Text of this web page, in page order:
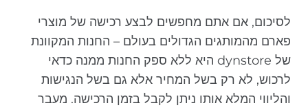
לסיכום, אם אתם מחפשים לבצע רכישה של מוצרי
פארם מהמותגים הגדולים בעולם – החנות המקוונת
של dynstore היא ללא ספק החנות ממנה כדאי
לרכוש, לא רק בשל המחיר אלא גם בשל הנגישות
והליווי המלא אותו ניתן לקבל בזמן הרכישה. מעבר